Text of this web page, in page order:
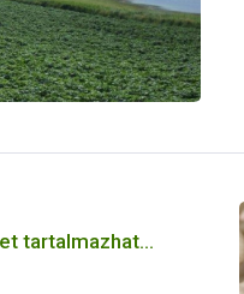
tartalmazhat…